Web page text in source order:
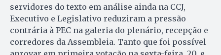
servidores do texto em análise ainda na CCJ,
Executivo e Legislativo reduziram a pressão
contrária à PEC na galeria do plenário, recepção e
corredores da Assembleia. Tanto que foi possível